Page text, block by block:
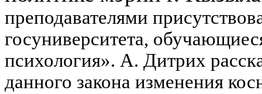
преподавателями
госуниверситета,
психология». А. Дитрих
данного закона изменения